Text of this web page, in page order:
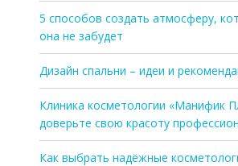
5 способов создать атмосферу,
она не забудет
Дизайн спальни – идеи и
Клиника косметологии «Манифик
доверьте свою красоту
Как выбрать надёжные